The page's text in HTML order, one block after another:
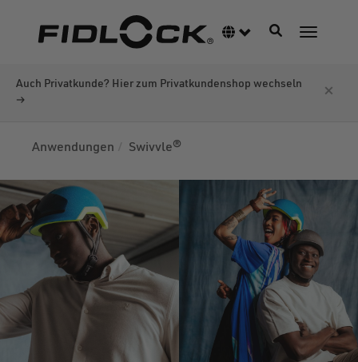
Sprachumschalter
Navigation
Auch Privatkunde? Hier zum Privatkundenshop wechseln
→
×
Anwendungen Swivvle®